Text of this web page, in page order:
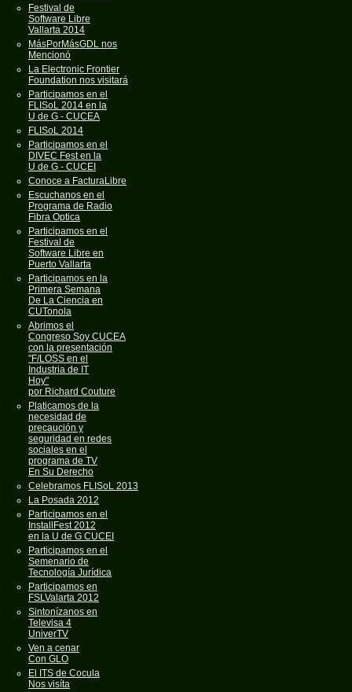
Festival de
Software Libre
Vallarta 2014
MásPorMásGDL nos
Mencionó
La Electronic Frontier
Foundation nos visitará
Participamos en el
FLISoL 2014 en la
U de G - CUCEA
FLISoL 2014
Participamos en el
DIVEC Fest en la
U de G - CUCEI
Conoce a FacturaLibre
Escuchanos en el
Programa de Radio
Fibra Optica
Participamos en el
Festival de
Software Libre en
Puerto Vallarta
Participamos en la
Primera Semana
De La Ciencia en
CUTonola
Abrimos el
Congreso Soy CUCEA
con la presentación
"F/LOSS en el
Industria de IT
Hoy"
por Richard Couture
Platicamos de la
necesidad de
precaución y
seguridad en redes
sociales en el
programa de TV
En Su Derecho
Celebramos FLISoL 2013
La Posada 2012
Participamos en el
InstallFest 2012
en la U de G CUCEI
Participamos en el
Semenario de
Tecnología Jurídica
Participamos en
FSLValarta 2012
Sintonízanos en
Televisa 4
UniverTV
Ven a cenar
Con GLO
El ITS de Cocula
Nos visíta